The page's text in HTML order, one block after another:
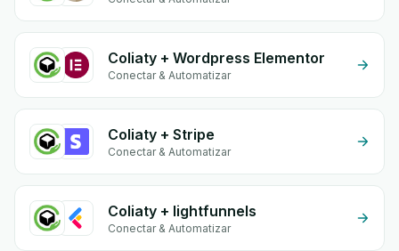
Coliaty + Wordpress Elementor
Conectar & Automatizar
Coliaty + Stripe
Conectar & Automatizar
Coliaty + lightfunnels
Conectar & Automatizar